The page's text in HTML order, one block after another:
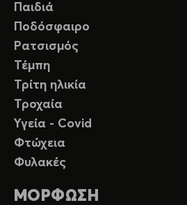
Παιδιά
Ποδόσφαιρο
Ρατσισμός
Τέμπη
Τρίτη ηλικία
Τροχαία
Υγεία - Covid
Φτώχεια
Φυλακές
ΜΟΡΦΩΣΗ